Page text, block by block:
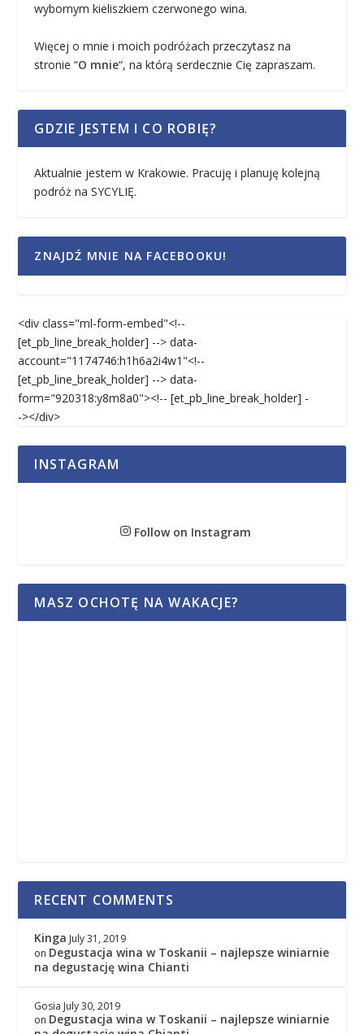
wybornym kieliszkiem czerwonego wina.
Więcej o mnie i moich podróżach przeczytasz na
stronie “O mnie“, na którą serdecznie Cię zapraszam.
GDZIE JESTEM I CO ROBIĘ?
Aktualnie jestem w Krakowie. Pracuję i planuję kolejną
podróż na SYCYLIĘ.
ZNAJDŹ MNIE NA FACEBOOKU!
<div class="ml-form-embed"<!--
[et_pb_line_break_holder] --> data-
account="1174746:h1h6a2i4w1"<!--
[et_pb_line_break_holder] --> data-
form="920318:y8m8a0"><!-- [et_pb_line_break_holder] -
-></div>
INSTAGRAM
Follow on Instagram
MASZ OCHOTĘ NA WAKACJE?
RECENT COMMENTS
Kinga July 31, 2019
on Degustacja wina w Toskanii – najlepsze winiarnie
na degustację wina Chianti
Gosia July 30, 2019
on Degustacja wina w Toskanii – najlepsze winiarnie